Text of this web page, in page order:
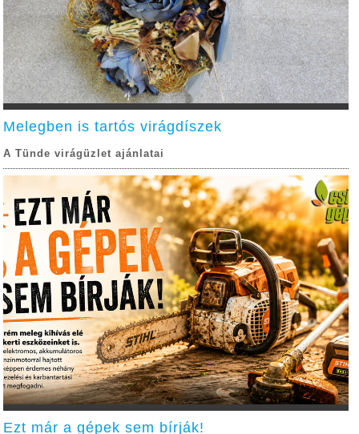
Melegben is tartós virágdíszek
A Tünde virágüzlet ajánlatai
Ezt már a gépek sem bírják!